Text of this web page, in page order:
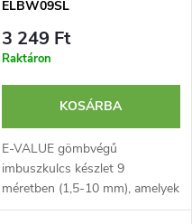
ELBW09SL
3 249 Ft
Raktáron
KOSÁRBA
E-VALUE gömbvégű
imbuszkulcs készlet 9
méretben (1,5-10 mm), amelyek
akár 25°-os szögben is